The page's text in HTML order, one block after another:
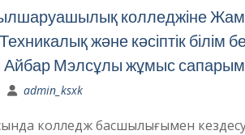
колледжіне
және кәсіптік
Айбар Мэлсұлы жұмыс
admin_ksxk
колледж басшылығымен кездесу